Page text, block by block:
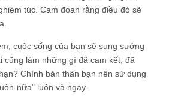
túc. Cam đoan rằng điều đó sẽ
cuộc sống của bạn sẽ sung sướng
cũng làm những gì đã cam kết, đã
Chính bản thân bạn nên sử dụng
nữa" luôn và ngay.